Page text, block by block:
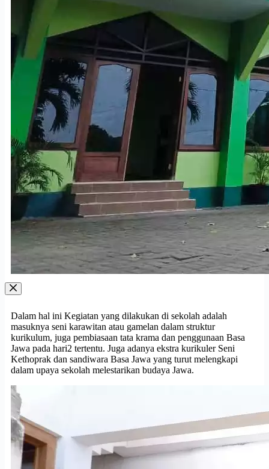
Dalam hal ini Kegiatan yang dilakukan di sekolah adalah
masuknya seni karawitan atau gamelan dalam struktur
kurikulum, juga pembiasaan tata krama dan penggunaan Basa
Jawa pada hari2 tertentu. Juga adanya ekstra kurikuler Seni
Kethoprak dan sandiwara Basa Jawa yang turut melengkapi
dalam upaya sekolah melestarikan budaya Jawa.